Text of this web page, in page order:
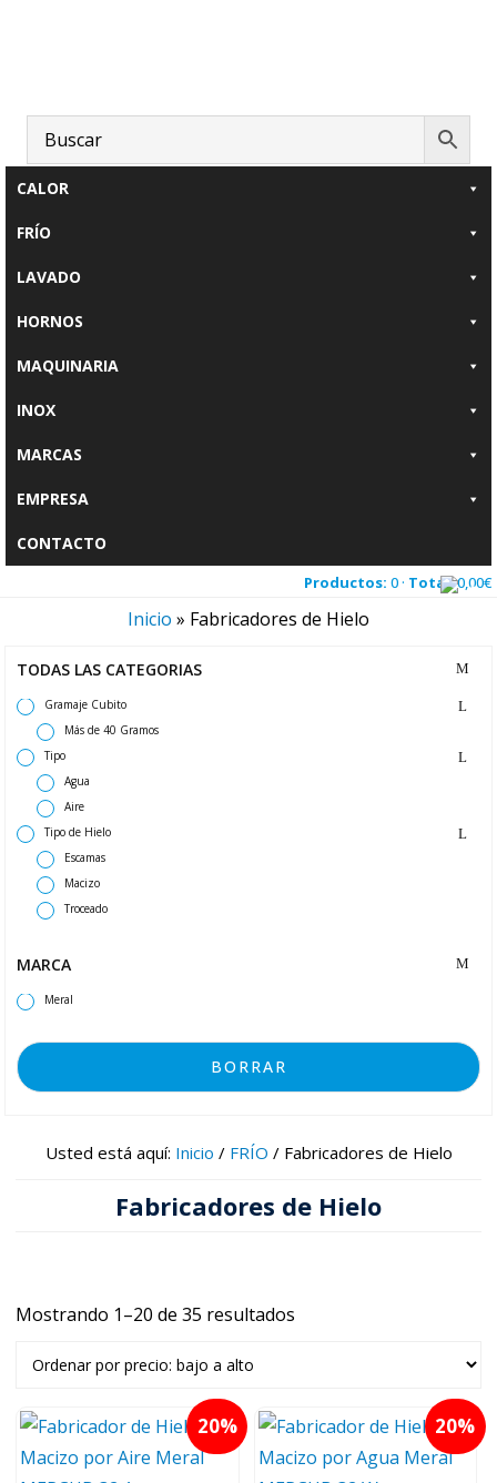
lateral
principal
página
CALOR
FRÍO
LAVADO
HORNOS
MAQUINARIA
INOX
MARCAS
EMPRESA
CONTACTO
Productos: 0 · Total:0,00€
Inicio » Fabricadores de Hielo
TODAS LAS CATEGORIAS
Gramaje Cubito
Más de 40 Gramos
Tipo
Agua
Aire
Tipo de Hielo
Escamas
Macizo
Troceado
MARCA
Meral
BORRAR
Usted está aquí: Inicio / FRÍO /Fabricadores de Hielo
Fabricadores de Hielo
Mostrando 1–20 de 35 resultados
a
alto
20 20